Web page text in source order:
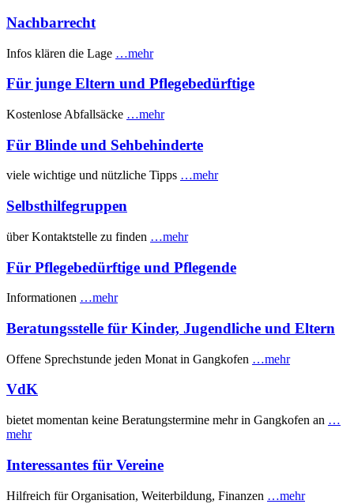
Nachbarrecht
Infos klären die Lage …mehr
Für junge Eltern und Pflegebedürftige
Kostenlose Abfallsäcke …mehr
Für Blinde und Sehbehinderte
viele wichtige und nützliche Tipps …mehr
Selbsthilfegruppen
über Kontaktstelle zu finden …mehr
Für Pflegebedürftige und Pflegende
Informationen …mehr
Beratungsstelle für Kinder, Jugendliche und Eltern
Offene Sprechstunde jeden Monat in Gangkofen …mehr
VdK
bietet momentan keine Beratungstermine mehr in Gangkofen an …
mehr
Interessantes für Vereine
Hilfreich für Organisation, Weiterbildung, Finanzen …mehr